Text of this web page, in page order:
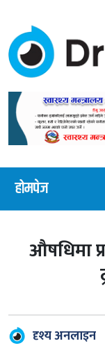
होमपेज
औषधिमा
दृश्य अनलाइन